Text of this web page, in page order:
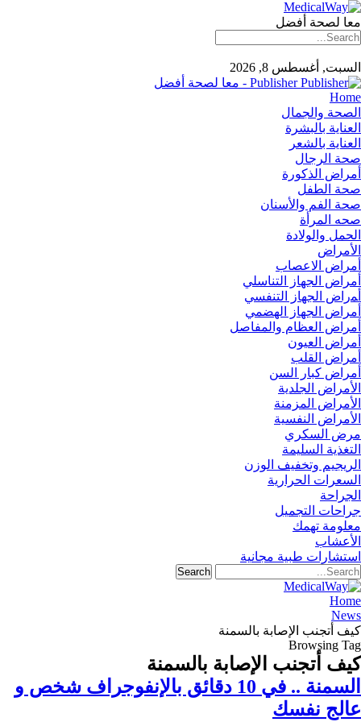
معا لصحة أفضل
السبت, أغسطس 8, 2026
Publisher - معا لصحة أفضل
Home
الصحة والجمال
العناية بالبشرة
العناية بالشعر
صحة الرجال
أمراض الذكورة
صحة الطفل
صحة الفم والأسنان
صحه المرأة
الحمل والولادة
الأمراض
أمراض الاعصاب
أمراض الجهاز التناسلي
أﻤراض اﻟﺠﻬﺎز اﻟﺘﻨﻔﺴﻲ
أمراض الجهاز الهضمي
أمراض العظام والمفاصل
أمراض العيون
أمراض القلب
أمراض كبار السن
الأمراض الجلدية
الأمراض المزمنة
الأمراض النفسية
مرض السكري
التغذية السليمة
الريجيم وتخفيف الوزن
السعرات الحرارية
الجراحة
جراحات التجميل
معلومة تهمك
الأعشاب
استشارات طبية مجانية
Home
News
كيف أتجنب الإصابة بالسمنة
Browsing Tag
كيف أتجنب الإصابة بالسمنة
السمنة .. في 10 دقائق بالإنفوجراف شخص و
عالج نفسك